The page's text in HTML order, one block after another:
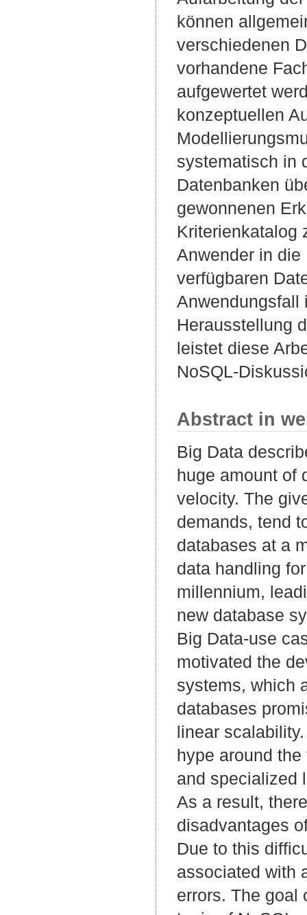
können
verschiedenen
vorhandene
aufgewertet
konzeptuellen
systematisch in
Datenbanken
gewonnenen
Kriterienkatalog
Anwender in
verfügbaren
Anwendungsfall
Herausstellung
leistet diese
NoSQL-
Abstract in
Big Data
huge amount of
velocity. The
demands, tend
databases at a
data handling
millennium,
new database
Big Data-use
motivated the
systems, which
databases
linear
hype around
and specialized
As a result,
disadvantages
Due to this
associated with
errors. The goal